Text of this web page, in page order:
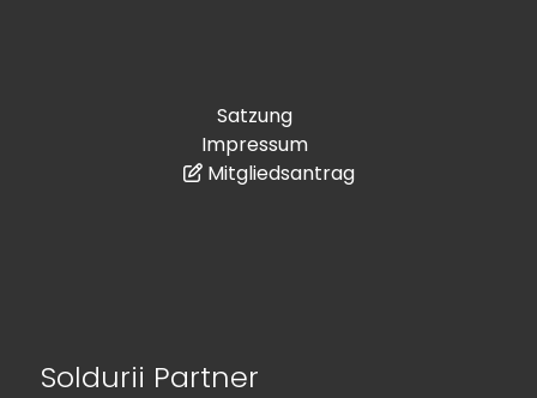
Satzung
Impressum
Mitgliedsantrag
Soldurii Partner